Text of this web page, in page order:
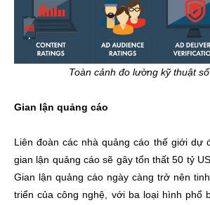
Toàn cảnh đo lường kỹ thuật
Gian lận quảng cáo
Liên đoàn các nhà quảng cáo thế giới dự
gian lận quảng cáo sẽ gây tổn thất 50 tỷ
Gian lận quảng cáo ngày càng trở nên
triển của công nghệ, với ba loại hình phổ